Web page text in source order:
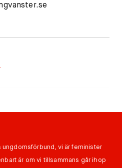
ungdomsförbund, vi är feminister
är om vi tillsammans går ihop